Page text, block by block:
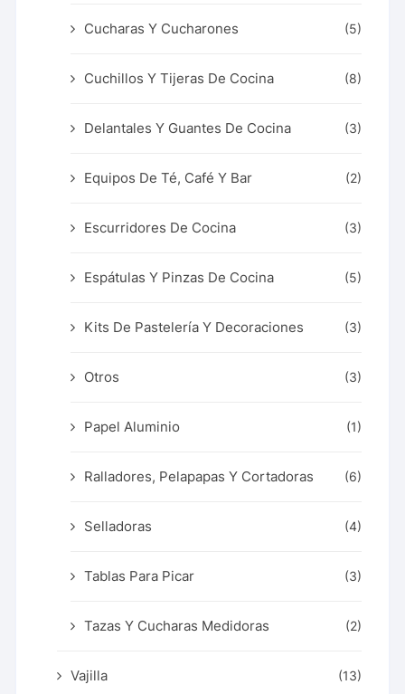
Cucharas Y Cucharones (5)
Cuchillos Y Tijeras De Cocina (8)
Delantales Y Guantes De Cocina (3)
Equipos De Té, Café Y Bar (2)
Escurridores De Cocina (3)
Espátulas Y Pinzas De Cocina (5)
Kits De Pastelería Y Decoraciones (3)
Otros (3)
Papel Aluminio (1)
Ralladores, Pelapapas Y Cortadoras (6)
Selladoras (4)
Tablas Para Picar (3)
Tazas Y Cucharas Medidoras (2)
Vajilla (13)